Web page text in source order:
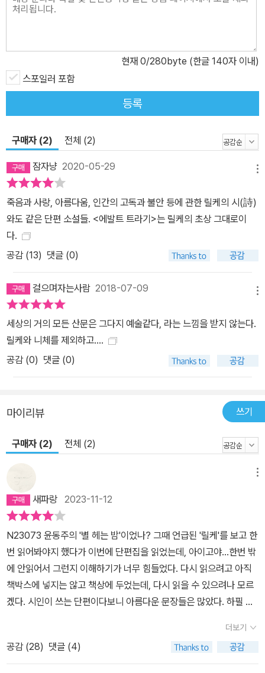
현재 0/280byte (한글 140자 이내)
스포일러 포함
등록
구매자 (2) 전체 (2)
잠자냥 2020-05-29
죽음과 사랑, 아름다움, 인간의 고독과 불안 등에 관한 릴케의 시(詩)
와도 같은 단편 소설들. <에발트 트라기>는 릴케의 초상 그대로이
다.
공감 (13) 댓글 (0)
걸으며자는사람 2018-07-09
세상의 거의 모든 산문은 그다지 예술같다, 라는 느낌을 받지 않는다.
릴케와 니체를 제외하고....
공감 (0) 댓글 (0)
마이리뷰 쓰기
구매자 (2) 전체 (2)
새파랑 2023-11-12
N23073 윤동주의 '별 헤는 밤'이었나? 그때 언급된 '릴케'를 보고 한
번 읽어봐야지 했다가 이번에 단편집을 읽었는데, 아이고야...한번 밖
에 안읽어서 그런지 이해하기가 너무 힘들었다. 다시 읽으려고 아직
책박스에 넣지는 않고 책상에 두었는데, 다시 읽을 수 있으려나 모르
겠다. 시인이 쓰는 단편이다보니 아름다운 문장들은 많았다. 하필 내
더보기
공감 (28) 댓글 (4)